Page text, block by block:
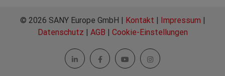
© 2026 SANY Europe GmbH | Kontakt | Impressum |
Datenschutz | AGB | Cookie-Einstellungen